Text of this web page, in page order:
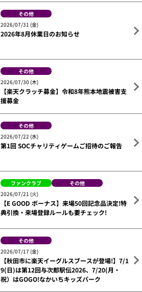
その他
2026/07/31 (金)
2026年8月休業日のお知らせ
その他
2026/07/30 (木)
【楽天クラッチ募金】令和8年熊本地震被害支
援募金
その他
2026/07/22 (水)
第1回 SOCチャリティゲームご招待のご報告
ファンクラブ
その他
2026/07/21 (火)
【E GOOD ボーナス】来場50回記念品決定!特
典引換・来場登録ルールも要チェック!
その他
2026/07/17 (金)
【秋田市に楽天イーグルスブースが登場!】7/1
9(日)は第12回与次郎駅伝2026、7/20(月・
祝）はGOGO!なかいちキッズパーク